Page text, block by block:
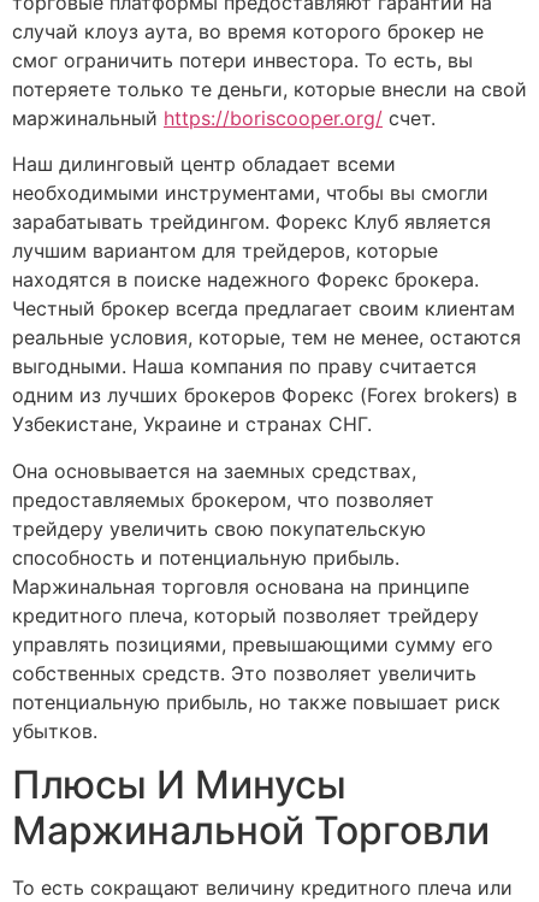
случай клоуз аута, во время которого брокер не
смог ограничить потери инвестора. То есть, вы
потеряете только те деньги, которые внесли на свой
маржинальный https://boriscooper.org/ счет.
Наш дилинговый центр обладает всеми
необходимыми инструментами, чтобы вы смогли
зарабатывать трейдингом. Форекс Клуб является
лучшим вариантом для трейдеров, которые
находятся в поиске надежного Форекс брокера.
Честный брокер всегда предлагает своим клиентам
реальные условия, которые, тем не менее, остаются
выгодными. Наша компания по праву считается
одним из лучших брокеров Форекс (Forex brokers) в
Узбекистане, Украине и странах СНГ.
Она основывается на заемных средствах,
предоставляемых брокером, что позволяет
трейдеру увеличить свою покупательскую
способность и потенциальную прибыль.
Маржинальная торговля основана на принципе
кредитного плеча, который позволяет трейдеру
управлять позициями, превышающими сумму его
собственных средств. Это позволяет увеличить
потенциальную прибыль, но также повышает риск
убытков.
Плюсы И Минусы
Маржинальной Торговли
То есть сокращают величину кредитного плеча или